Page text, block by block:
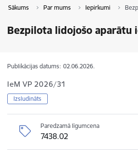
Sākums Par mums Iepirkumi
Bezpilota lidojošo aparātu
Publikācijas datums: 02.06.2026.
IeM VP 2026/31
Izsludināts
Paredzamā līgumcena
7438.02